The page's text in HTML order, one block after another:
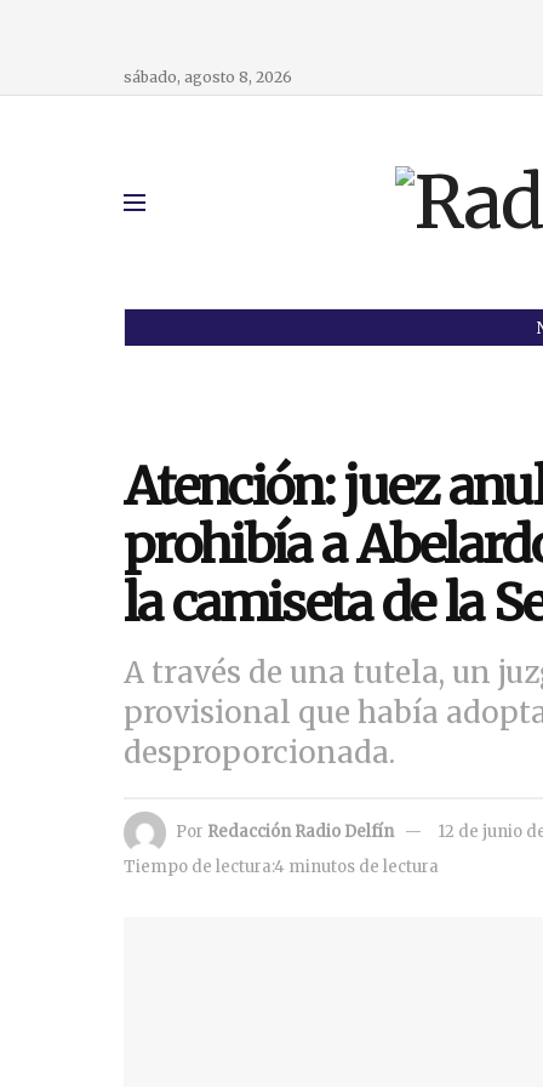
sábado, agosto 8, 2026
Atención: juez
prohibía a
la camiseta de la
A través de una tutela, un
provisional que había
desproporcionada.
Por Redacción Radio Delfín
12 de junio
Tiempo de lectura:4 minutos de lectura